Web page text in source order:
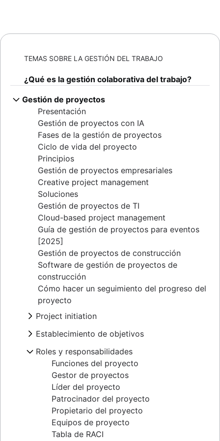
TEMAS SOBRE LA GESTIÓN DEL TRABAJO
¿Qué es la gestión colaborativa del trabajo?
Gestión de proyectos
Presentación
Gestión de proyectos con IA
Fases de la gestión de proyectos
Ciclo de vida del proyecto
Principios
Gestión de proyectos empresariales
Creative project management
Soluciones
Gestión de proyectos de TI
Cloud-based project management
Guía de gestión de proyectos para eventos
[2025]
Gestión de proyectos de construcción
Software de gestión de proyectos de
construcción
Cómo hacer un seguimiento del progreso del
proyecto
Project initiation
Reunión de lanzamiento del proyecto
Objetivos de proyecto
Project milestones
Entregas del proyecto
Criterios de aceptación
Mapeo de las partes interesadas:
definición, ventajas y ejemplos
Alcance del proyecto
La triple limitación
Establecimiento de objetivos
Creación de objetivos y principios
Tipos de objetivos
Teoría de fijación de metas
Ejemplos de objetivos y resultados clave
Ejemplos de objetivos de proyectos
Análisis de coste-beneficio
Lienzo de modelo de negocio
Roles y responsabilidades
Funciones del proyecto
Gestor de proyectos
Líder del proyecto
Patrocinador del proyecto
Propietario del proyecto
Equipos de proyecto
Tabla de RACI